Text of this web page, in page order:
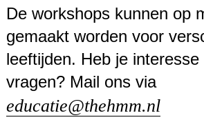
De workshops kunnen op
gemaakt worden voor
leeftijden. Heb je interesse
vragen? Mail ons via
educatie@thehmm.nl